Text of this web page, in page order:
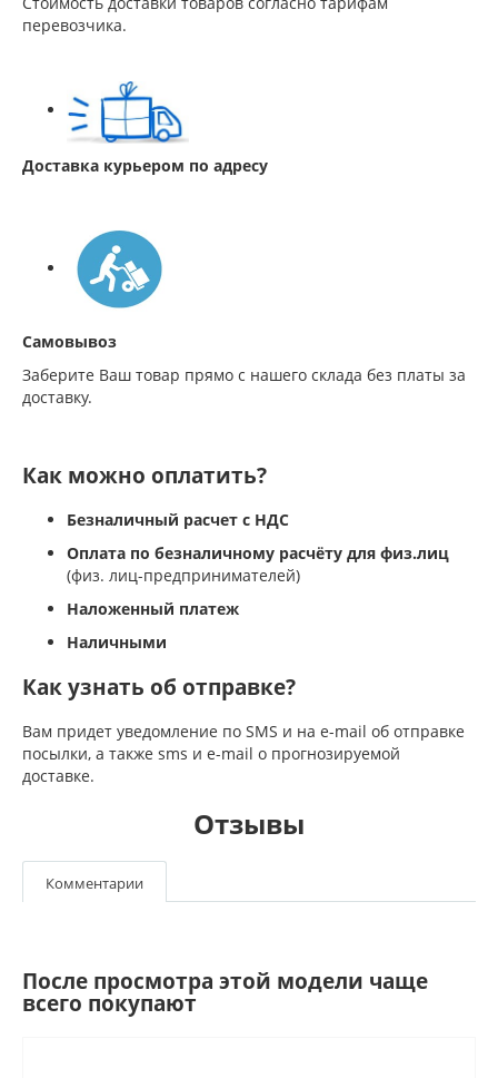
перевозчика.
Доставка курьером по адресу
Самовывоз
Заберите Ваш товар прямо с нашего склада без платы за
доставку.
Как можно оплатить?
Безналичный расчет с НДС
Оплата по безналичному расчёту для физ.лиц
(физ. лиц-предпринимателей)
Наложенный платеж
Наличными
Как узнать об отправке?
Вам придет уведомление по SMS и на e-mail об отправке
посылки, а также sms и e-mail о прогнозируемой
доставке.
Отзывы
Комментарии
После просмотра этой модели чаще
всего покупают